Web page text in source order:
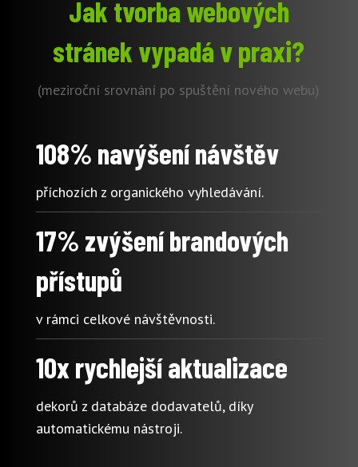
Jak tvorba webových
stránek vypadá v praxi?
(meziroční srovnání po spuštění nového webu)
108% navýšení návštěv
příchozích z organického vyhledávání.
17% zvýšení brandových
přístupů
v rámci celkové návštěvnosti.
10x rychlejší aktualizace
dekorů z databáze dodavatelů, díky
automatickému nástroji.